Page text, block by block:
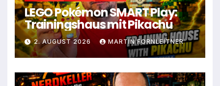
LEGO Pokémon SMART Play:
Trainingshaus mit Pikachu
2. AUGUST 2026 MARTIN FORNLEITNER